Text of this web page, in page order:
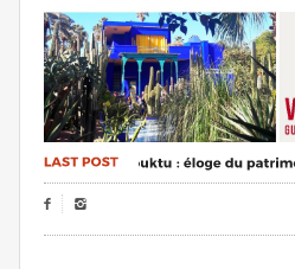
 